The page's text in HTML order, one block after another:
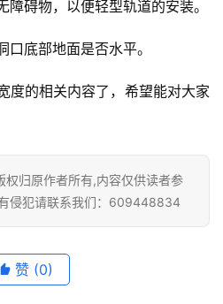
碍物，以便轻型轨道的安装。
底部地面是否水平。
度的相关内容了，希望能对大家
权归原作者所有,内容仅供读者参
侵犯请联系我们：609448834
赞 (0)